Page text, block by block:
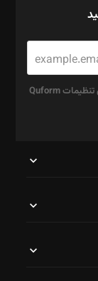
برای استفاده از ریکپچا بایستی کلید API را در صفحه ی تنظیمات Quform